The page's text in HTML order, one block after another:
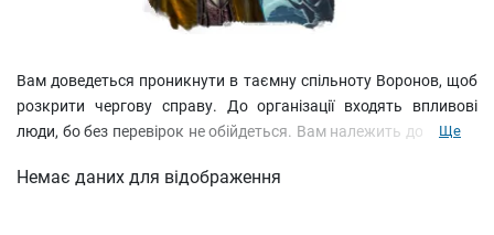
Вам доведеться проникнути в таємну спільноту Воронов, щоб
розкрити чергову справу. До організації входять впливові
люди, бо без перевірок не обійдеться. Вам належить дослідити
світом, зробити кілька наукових відкриттів і обхитрити
Ще
Немає даних для відображення